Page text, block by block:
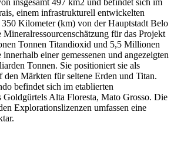
einem infrastrukturell entwickelten
350 Kilometer (km) von der Hauptstadt Belo
für das Projekt
Tonnen Titandioxid und 5,5 Millionen
einer gemessenen und angezeigten
Tonnen. Sie positioniert sie als
den Märkten für seltene Erden und Titan.
befindet sich im etablierten
Goldgürtels Alta Floresta, Mato Grosso. Die
Explorationslizenzen umfassen eine